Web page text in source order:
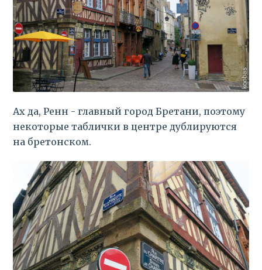
Ах да, Ренн - главный город Бретани, поэтому
некоторые таблички в центре дублируются
на бретонском.